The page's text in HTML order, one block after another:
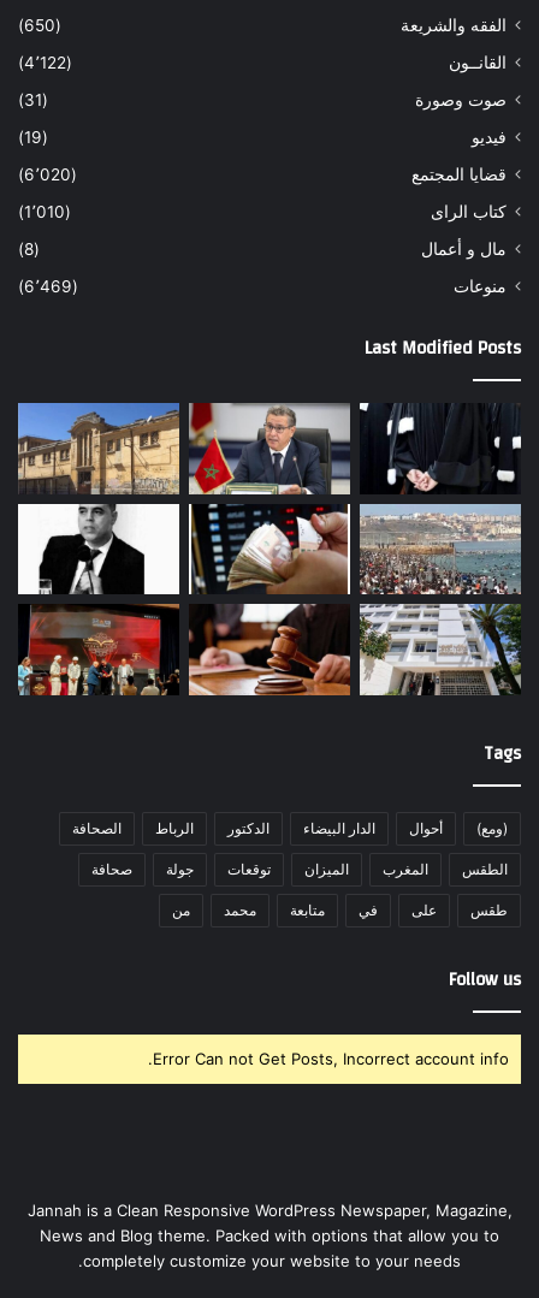
الفقه والشريعة
(650)
القانــون
(4٬122)
صوت وصورة
(31)
فيديو
(19)
قضايا المجتمع
(6٬020)
كتاب الراى
(1٬010)
مال و أعمال
(8)
منوعات
(6٬469)
Last Modified Posts
Tags
(ومع) أحوال الدار البيضاء الدكتور الرباط الصحافة
الطقس المغرب الميزان توقعات جولة صحافة
طقس على في متابعة محمد من
Follow us
Error Can not Get Posts, Incorrect account info.
Jannah is a Clean Responsive WordPress Newspaper, Magazine,
News and Blog theme. Packed with options that allow you to
completely customize your website to your needs.